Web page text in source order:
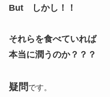
But しかし！！
それらを食べていれば
本当に潤うのか？？？
疑問です。